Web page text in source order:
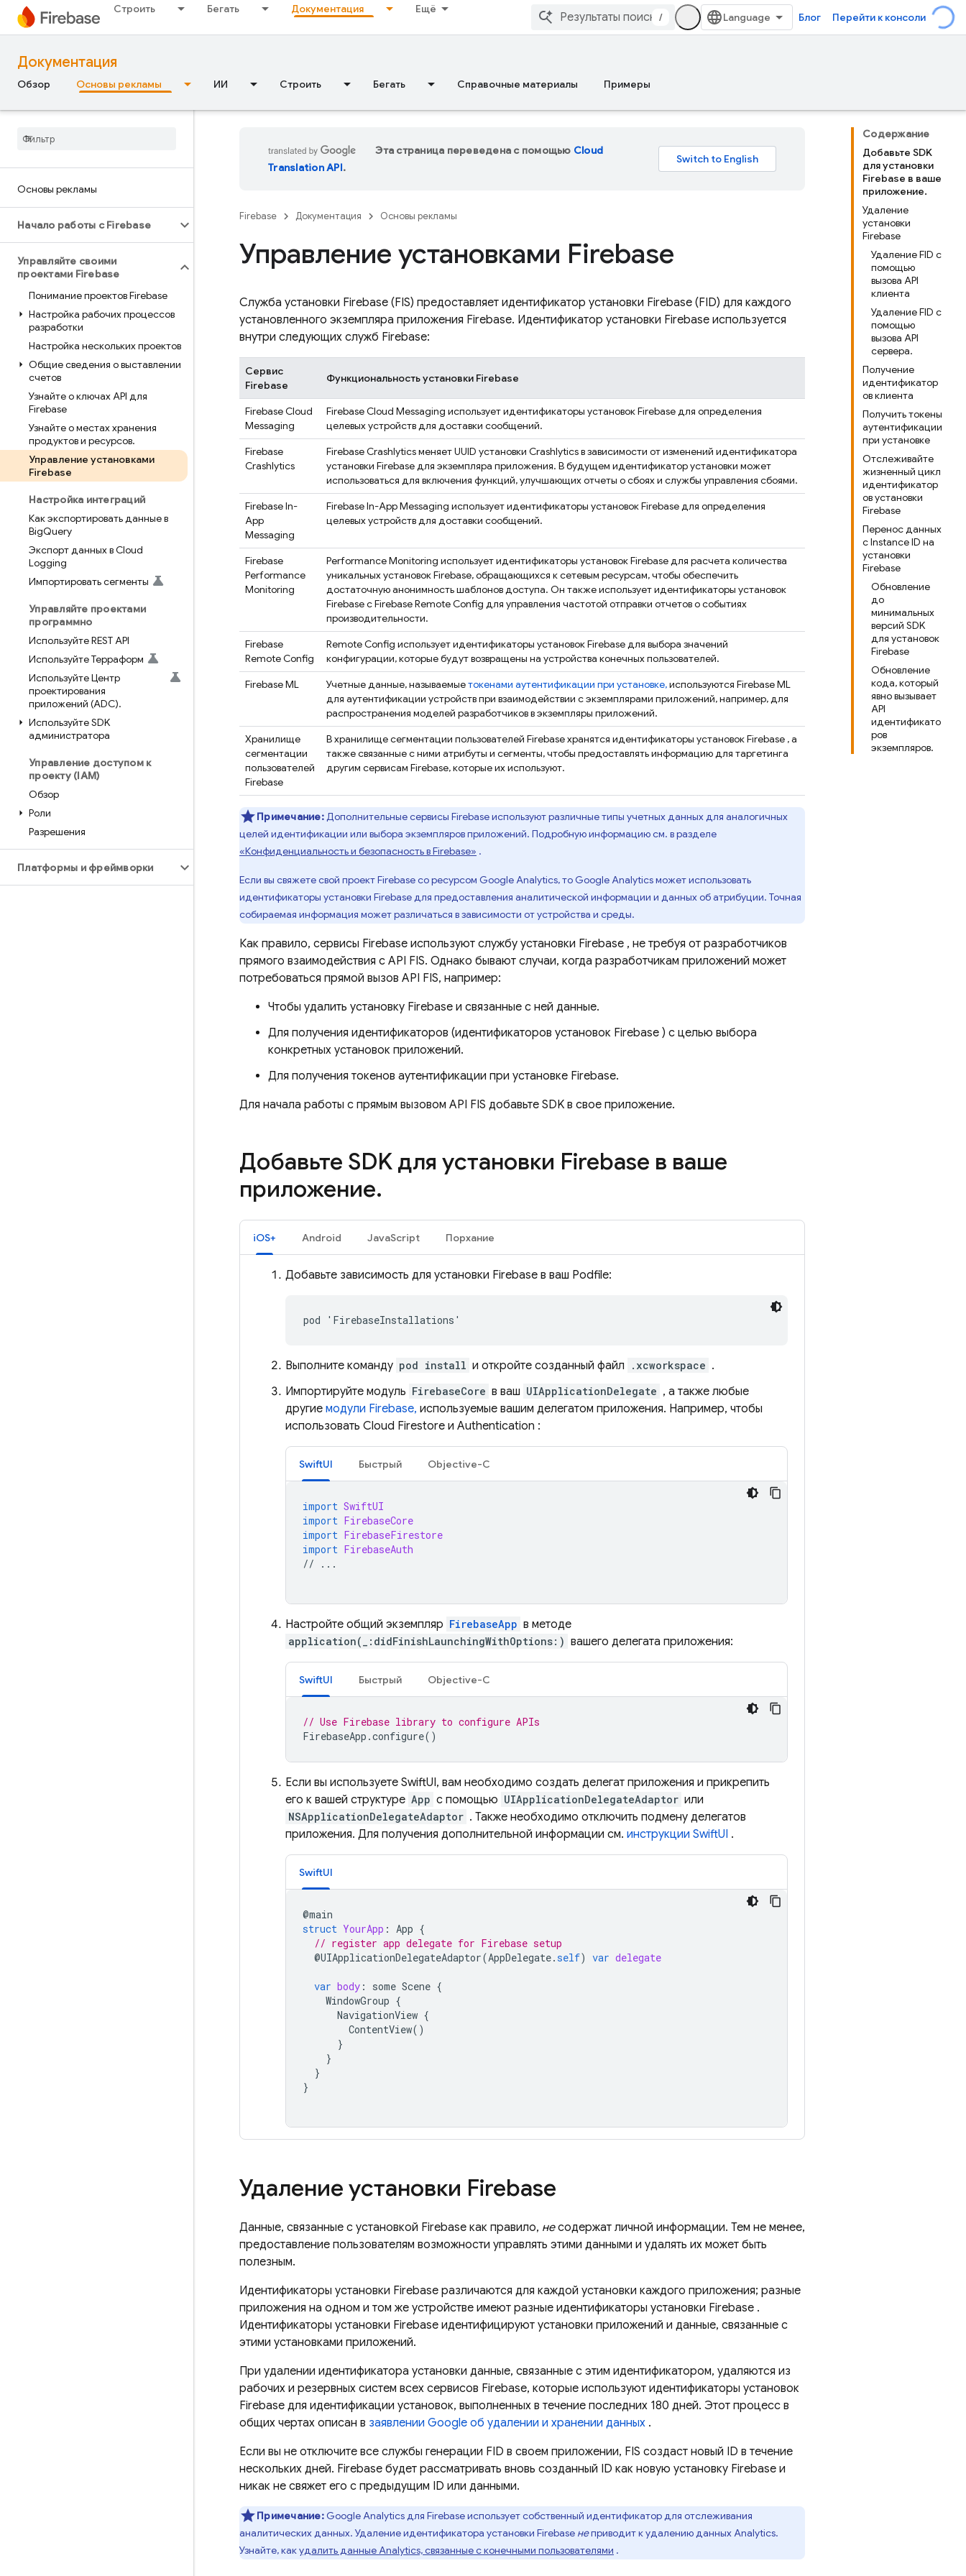
Строить Бегать Документация Ещё
/ Блог Перейти к консоли
Документация
Обзор Основы рекламы ИИ Строить Бегать Справочные материалы Примеры
Основы рекламы
Начало работы с Firebase
Управляйте своими
проектами Firebase
Понимание проектов Firebase
Настройка рабочих процессов
разработки
Настройка нескольких проектов
Общие сведения о выставлении
счетов
Узнайте о ключах API для
Firebase
Узнайте о местах хранения
продуктов и ресурсов.
Управление установками
Firebase
Настройка интеграций
Как экспортировать данные в
BigQuery
Экспорт данных в Cloud
Logging
Импортировать сегменты
Управляйте проектами
программно
Используйте REST API
Используйте Терраформ
Используйте Центр
проектирования
приложений (ADC).
Используйте SDK
администратора
Управление доступом к
проекту (IAM)
Обзор
Роли
Разрешения
Платформы и фреймворки
Содержание
Добавьте SDK
для установки
Firebase в ваше
приложение.
Удаление
установки
Firebase
Удаление FID с
помощью
вызова API
клиента
Удаление FID с
помощью
вызова API
сервера.
Получение
идентификатор
ов клиента
Получить токены
аутентификации
при установке
Отслеживайте
жизненный цикл
идентификатор
ов установки
Firebase
Перенос данных
с Instance ID на
установки
Firebase
Обновление
до
минимальных
версий SDK
для установок
Firebase
Обновление
кода, который
явно вызывает
API
идентификато
ров
экземпляров.
Эта страница переведена с помощью Cloud
Translation API.
Firebase Документация Основы рекламы
Управление установками Firebase
Служба установки Firebase (FIS) предоставляет идентификатор установки Firebase (FID) для каждого
установленного экземпляра приложения Firebase. Идентификатор установки Firebase используется
внутри следующих служб Firebase:
Сервис
Firebase
Функциональность установки Firebase
Firebase Cloud
Messaging
Firebase Cloud Messaging использует идентификаторы установокFirebaseдля определения
целевых устройств для доставки сообщений.
Firebase
Crashlytics
Firebase Crashlyticsменяет UUID установки Crashlyticsв зависимости от изменений идентификатора
установки Firebase для экземпляра приложения. В будущем идентификатор установки может
использоваться для включения функций, улучшающих отчеты о сбоях и службы управления сбоями.
Firebase In-
App
Messaging
Firebase In-App Messaging использует идентификаторы установокFirebaseдля определения
целевых устройств для доставки сообщений.
Firebase
Performance
Monitoring
Performance Monitoring использует идентификаторы установокFirebaseдля расчета количества
уникальных установок Firebase, обращающихся к сетевым ресурсам, чтобы обеспечить
достаточную анонимность шаблонов доступа. Он также использует идентификаторы установок
FirebaseсFirebase Remote Config для управления частотой отправки отчетов о событиях
производительности.
Firebase
Remote Config
Remote Config использует идентификаторы установокFirebaseдля выбора значений
конфигурации, которые будут возвращены на устройства конечных пользователей.
Firebase ML
Учетные данные, называемыетокенами аутентификации при установке,используются Firebase ML
для аутентификации устройств при взаимодействии с экземплярами приложений, например, для
распространения моделей разработчиков в экземпляры приложений.
Хранилище
сегментации
пользователей
Firebase
В хранилище сегментации пользователей Firebase хранятся идентификаторы установокFirebase , а
также связанные с ними атрибуты и сегменты, чтобы предоставлять информацию для таргетинга
другим сервисам Firebase, которые их используют.
Примечание:Дополнительные сервисы Firebase используют различные типы учетных данных для аналогичных
целей идентификации или выбора экземпляров приложений. Подробную информацию см. в разделе
«Конфиденциальность и безопасность в Firebase» .
Если вы свяжете свой проект Firebase со ресурсом Google Analytics, то Google Analytics может использовать
идентификаторы установки Firebaseдля предоставления аналитической информации и данных об атрибуции. Точная
собираемая информация может различаться в зависимости от устройства и среды.
Как правило, сервисы Firebase используют службу установки Firebase , не требуя от разработчиков
прямого взаимодействия с API FIS. Однако бывают случаи, когда разработчикам приложений может
потребоваться прямой вызов API FIS, например:
Чтобы удалить установку Firebase и связанные с ней данные.
Для получения идентификаторов (идентификаторов установок Firebase ) с целью выбора
конкретных установок приложений.
Для получения токенов аутентификации при установке Firebase.
Для начала работы с прямым вызовом API FIS добавьте SDK в свое приложение.
Добавьте SDK для установки Firebase в ваше
приложение.
iOS+ Android JavaScript Порхание
Добавьте зависимость для установки Firebase в ваш Podfile:
pod 'FirebaseInstallations'
Выполните команду pod install и откройте созданный файл .xcworkspace .
Импортируйте модуль FirebaseCore в ваш UIApplicationDelegate , а также любые
другие модули Firebase, используемые вашим делегатом приложения. Например, чтобы
использовать Cloud Firestore и Authentication :
SwiftUI Быстрый Objective-C
import SwiftUI
import FirebaseCore
import FirebaseFirestore
import FirebaseAuth
//
...
Настройте общий экземпляр FirebaseApp в методе
application(_:didFinishLaunchingWithOptions:) вашего делегата приложения:
SwiftUI Быстрый Objective-C
// Use Firebase library to configure APIs
FirebaseApp .configure()
Если вы используете SwiftUI, вам необходимо создать делегат приложения и прикрепить
его к вашей структуре App с помощью UIApplicationDelegateAdaptor или
NSApplicationDelegateAdaptor . Также необходимо отключить подмену делегатов
приложения. Для получения дополнительной информации см. инструкции SwiftUI .
SwiftUI
@main
struct YourApp : App {
// register app delegate for Firebase setup
@UIApplicationDelegateAdaptor(AppDelegate.self) var delegate
var body : some Scene {
WindowGroup {
NavigationView {
ContentView()
}
}
}
}
Удаление установки Firebase
Данные, связанные с установкой Firebase как правило, несодержат личной информации. Тем не менее,
предоставление пользователям возможности управлять этими данными и удалять их может быть
полезным.
Идентификаторы установки Firebase различаются для каждой установки каждого приложения; разные
приложения на одном и том же устройстве имеют разные идентификаторы установки Firebase .
Идентификаторы установки Firebase идентифицируют установки приложений и данные, связанные с
этими установками приложений.
При удалении идентификатора установки данные, связанные с этим идентификатором, удаляются из
рабочих и резервных систем всех сервисов Firebase, которые используют идентификаторы установок
Firebase для идентификации установок, выполненных в течение последних 180 дней. Этот процесс в
общих чертах описан в заявлении Google об удалении и хранении данных .
Если вы не отключите все службы генерации FID в своем приложении, FIS создаст новый ID в течение
нескольких дней. Firebase будет рассматривать вновь созданный ID как новую установку Firebase и
никак не свяжет его с предыдущим ID или данными.
Примечание: Google Analytics для Firebase использует собственный идентификатор для отслеживания
аналитических данных. Удаление идентификатора установки Firebase неприводит к удалению данных Analytics.
Узнайте, какудалить данные Analytics, связанные с конечными пользователями .